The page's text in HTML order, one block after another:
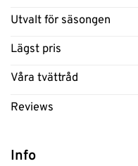
Utvalt för säsongen
Lägst pris
Våra tvättråd
Reviews
Info